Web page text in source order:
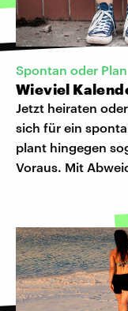
Spontan oder Plan
Wieviel
Jetzt heiraten
sich für ein
plant hingegen
Voraus. Mit